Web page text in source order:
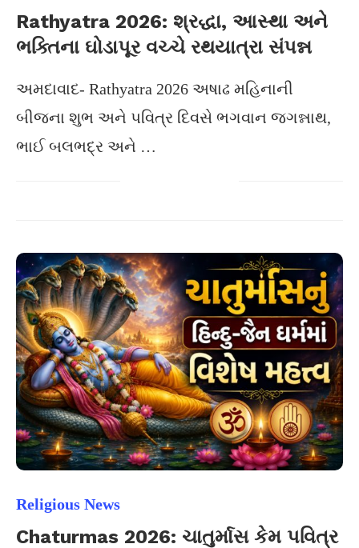
Rathyatra 2026: શ્રદ્ધા, આસ્થા અને
ભક્તિના ઘોડાપૂર વચ્ચે રથયાત્રા સંપન્ન
અમદાવાદ- Rathyatra 2026 અષાઢ મહિનાની
બીજના શુભ અને પવિત્ર દિવસે ભગવાન જગન્નાથ,
ભાઈ બલભદ્ર અને …
Religious News
Chaturmas 2026: ચાતુર્માસ કેમ પવિત્ર